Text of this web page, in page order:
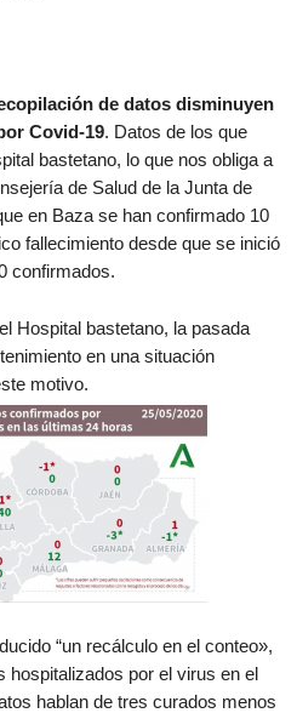
de datos disminuyen
Covid-19. Datos de los que
bastetano, lo que nos obliga a
de Salud de la Junta de
en Baza se han confirmado 10
fallecimiento desde que se inició
confirmados.
Hospital bastetano, la pasada
en una situación
motivo.
“un recálculo en el conteo»,
hospitalizados por el virus en el
hablan de tres curados menos